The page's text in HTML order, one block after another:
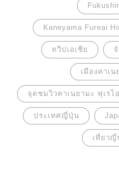
Kaneyama Fureai
ทวีปเอเชีย
เมืองคาเน
จุดชมวิวคาเนยามะ ฟุเรไ
ประเทศญี่ปุ่น
เที่ยวญี่